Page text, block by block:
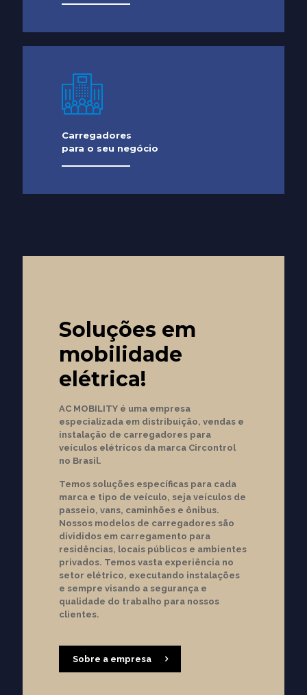
Carregadores
para o seu negócio
Soluções em
mobilidade
Soluções em
mobilidade
elétrica!
AC MOBILITY é uma empresa
especializada em distribuição, vendas e
instalação de carregadores para
veículos elétricos da marca Circontrol
no Brasil.
Temos soluções específicas para cada
marca e tipo de veículo, seja veículos de
passeio, vans, caminhões e ônibus.
Nossos modelos de carregadores são
divididos em carregamento para
residências, locais públicos e ambientes
privados. Temos vasta experiência no
setor elétrico, executando instalações
e sempre visando a segurança e
qualidade do trabalho para nossos
clientes.
Sobre a empresa